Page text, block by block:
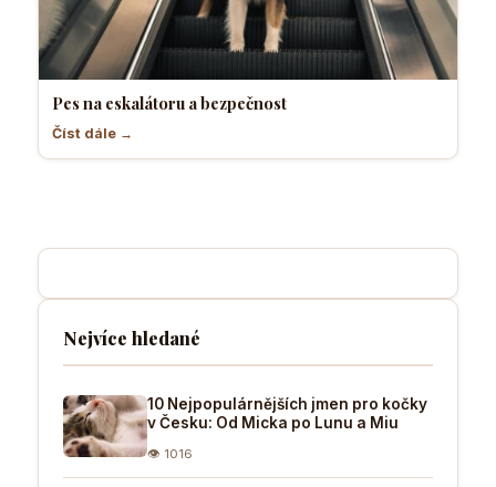
Pes na eskalátoru a bezpečnost
Číst dále →
Nejvíce hledané
10 Nejpopulárnějších jmen pro kočky
v Česku: Od Micka po Lunu a Miu
👁 1016